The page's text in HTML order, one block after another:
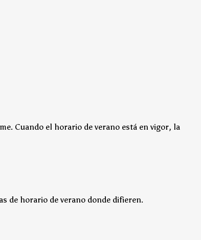
Cuando el horario de verano está en vigor, la
de horario de verano donde difieren.